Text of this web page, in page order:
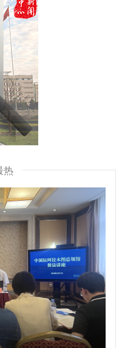
强对学院党建引领事业
望加强两校院系党组织的
工作取得更多突出成绩。
范化建设、党建品牌经验
究等内容展开深入探讨。
建、拓展合作领域奠定了
与兄弟院校的沟通交流，
事业融合发展走得更深更
稿：张琪 审核：赵参）
举办了“廉洁光影，法韵
，廉影重现”红色剧本读演
区、“聆听法治回响，坚守
廉亭大讲堂等活动，推
学廉、崇廉、践廉”氛
文化宣传教育中心自编
与表演的廉洁主题话剧。
法治、坚守廉洁的历史形
剧通过表演引导观众沉浸
化的理解，自创作以来，
教育的重要载体之一。
为“廉韵筑梦，清风扬
院党委副书记、副院长
人员颁奖。 本次“廉洁
参与、润物无声的清廉
，持续深耕廉洁文化建
、日常管理与师生生活各
知与认同，引导大家将廉
自觉，共同筑牢校园清廉
园文化新风尚。 （供
热